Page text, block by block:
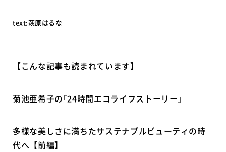
text:萩原はるな
【こんな記事も読まれています】
菊池亜希子の｢24時間エコライフストーリー｣
多様な美しさに満ちたサステナブルビューティの時
代へ【前編】